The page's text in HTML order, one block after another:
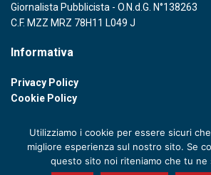
Giornalista Pubblicista - O.N.d.G. N°138263
C.F. MZZ MRZ 78H11 L049 J
Informativa
Privacy Policy
Cookie Policy
Utilizziamo i cookie per essere sicuri
migliore esperienza sul nostro sito. Se
questo sito noi riteniamo che tu ne